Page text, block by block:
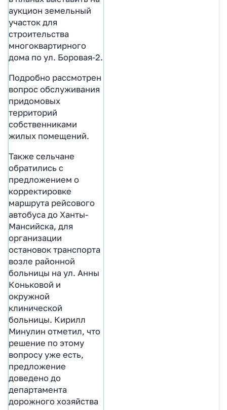
аукцион земельный
участок для
строительства
многоквартирного
дома по ул. Боровая-2.
Подробно рассмотрен
вопрос обслуживания
придомовых
территорий
собственниками
жилых помещений.
Также сельчане
обратились с
предложением о
корректировке
маршрута рейсового
автобуса до Ханты-
Мансийска, для
организации
остановок транспорта
возле районной
больницы на ул. Анны
Коньковой и
окружной
клинической
больницы. Кирилл
Минулин отметил, что
решение по этому
вопросу уже есть,
предложение
доведено до
департамента
дорожного хозяйства